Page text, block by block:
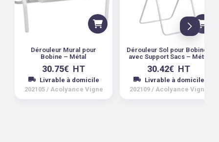
Dérouleur Mural pour
Bobine – Métal
30.75€ HT
Livrable à domicile
202105 / Acolyance Vigne
Dérouleur Sol pour Bobines
avec Support Sacs – Métal
30.42€ HT
Livrable à domicile
202109 / Acolyance Vigne